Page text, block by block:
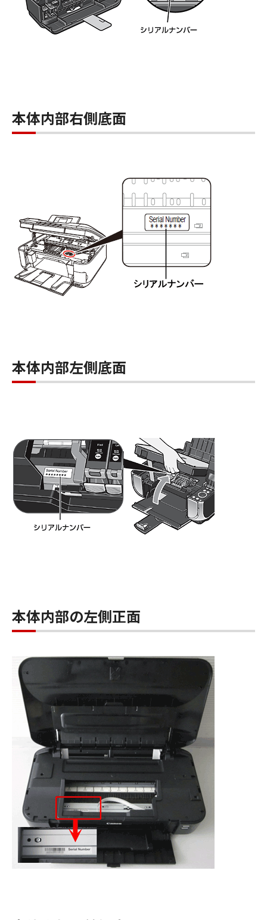
本体内部右側底面
本体内部左側底面
本体内部の左側正面